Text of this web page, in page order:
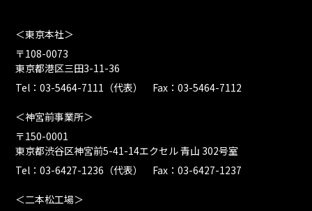
＜東京本社＞
〒108-0073
東京都港区三田3-11-36
Tel：03-5464-7111（代表） Fax：03-5464-7112
＜神宮前事業所＞
〒150-0001
東京都渋谷区神宮前5-41-14エクセル 青山 302号室
Tel：03-6427-1236（代表） Fax：03-6427-1237
＜二本松工場＞